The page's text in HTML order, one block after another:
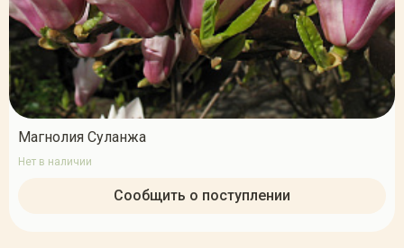
Магнолия Суланжа
Нет в наличии
Сообщить о поступлении